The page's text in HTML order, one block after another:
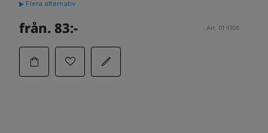
▶ Flera alternativ
från. 83:- Art. 01-1306